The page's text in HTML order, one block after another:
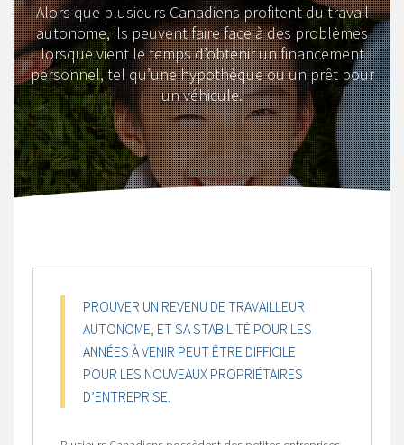
Alors que plusieurs Canadiens profitent du travail
autonome, ils peuvent faire face à des problèmes
lorsque vient le temps d’obtenir un financement
personnel, tel qu’une hypothèque ou un prêt pour
un véhicule.
PROUVER UN REVENU DE TRAVAILLEUR
AUTONOME, ET SA STABILITÉ POUR LES
ANNÉES À VENIR PEUT ÊTRE DIFFICILE
POUR LES NOUVEAUX PROPRIÉTAIRES
D’ENTREPRISE.